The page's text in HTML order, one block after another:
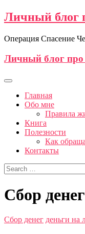
Личный блог
Операция Спасение
Личный блог
Главная
Обо мне
Правила
Книга
Полезности
Как
Контакты
Сбор денег
Сбор денег деньги на